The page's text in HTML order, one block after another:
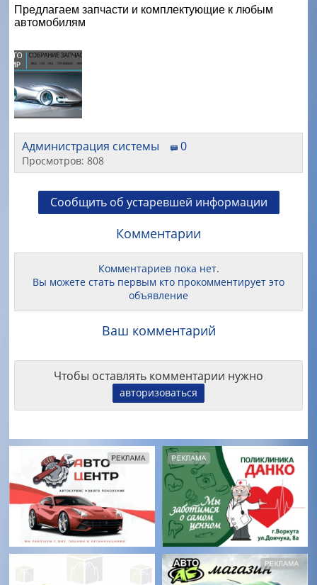
Предлагаем запчасти и комплектующие к любым
автомобилям
Администрация системы 0
Просмотров: 808
Сообщить об устаревшей информации
Комментарии
Комментариев пока нет.
Вы можете стать первым кто прокомментирует это
объявление
Ваш комментарий
Чтобы оставлять комментарии нужно
авторизоваться